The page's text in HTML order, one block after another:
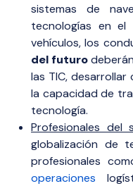
sistemas de
tecnologías en
vehículos, los
del futuro
las TIC,
la capacidad de
tecnología.
Profesionales del
globalización de
profesionales
operaciones